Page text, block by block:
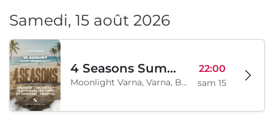
Samedi, 15 août 2026
4 Seasons Summer Edition
Moonlight Varna, Varna, BG
22:00
sam 15